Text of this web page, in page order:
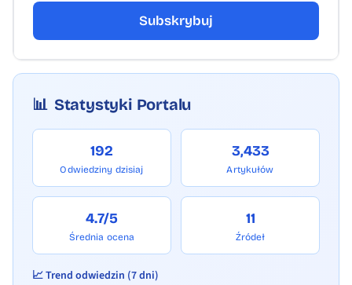
Subskrybuj
📊 Statystyki Portalu
192
Odwiedziny dzisiaj
3,433
Artykułów
4.7/5
Średnia ocena
11
Źródeł
📈 Trend odwiedzin (7 dni)